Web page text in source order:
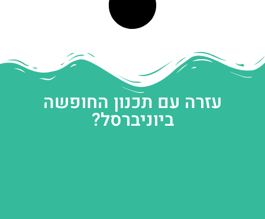
עזרה עם תכנון החופשה
ביוניברסל?